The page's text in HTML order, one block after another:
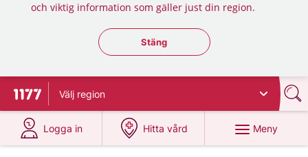
och viktig information som gäller just din region.
Stäng regionsväljaren
Stäng
Till startsidan för 1177
Välj region
Logga in
på 1177.se
Hitta vård
på 1177.se
Meny